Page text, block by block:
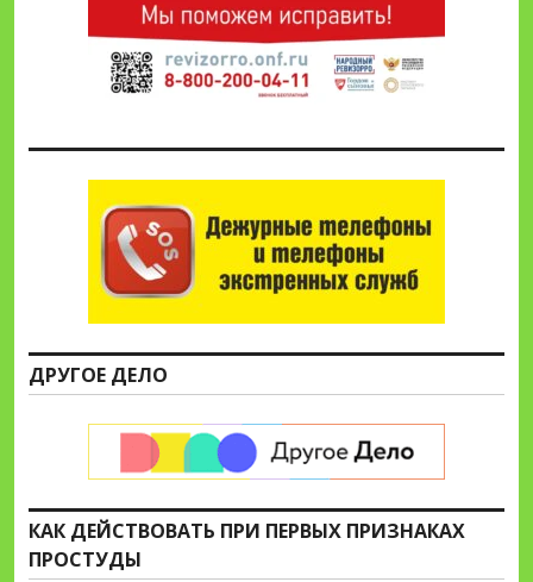
ДРУГОЕ ДЕЛО
КАК ДЕЙСТВОВАТЬ ПРИ ПЕРВЫХ ПРИЗНАКАХ
ПРОСТУДЫ